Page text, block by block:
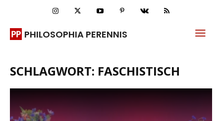
PHILOSOPHIA PERENNIS
SCHLAGWORT: FASCHISTISCH